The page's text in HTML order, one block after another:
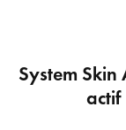
System
actif